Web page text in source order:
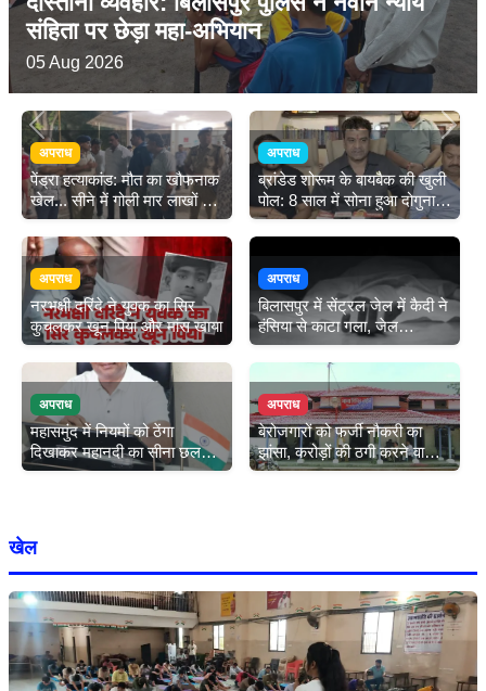
संहिता पर छेड़ा महा-अभियान
05 Aug 2026
अपराध
पेंड्रा हत्याकांड: मौत का खौफनाक
खेल... सीने में गोली मार लाखों के
जेवर ले उड़े 3 लुटेरे; वारदात के
बाद आईजी को लेकर पहुंचे कमल
सोनी, कहा- भगवान भरोसे है सुरक्षा
अपराध
ब्रांडेड शोरूम के बायबैक की खुली
पोल: 8 साल में सोना हुआ दोगुना,
लेकिन 'पीसी ज्वैलर्स' पुरानी अंगूठी
के दे रहा खरीद से भी कम दाम
अपराध
नरभक्षी दरिंदे ने युवक का सिर
कुचलकर खून पिया और मांस खाया
अपराध
बिलासपुर में सेंट्रल जेल में कैदी ने
हंसिया से काटा गला, जेल
प्रशासन में हड़कंप
अपराध
महासमुंद में नियमों को ठेंगा
दिखाकर महानदी का सीना छलनी
कर रहे रेत माफिया, सोया प्रशासन
अपराध
बेरोजगारों को फर्जी नौकरी का
झांसा, करोड़ों की ठगी करने वाला
फरार आरोपी कोर्ट में हाजिर,
Previous Next
खेल